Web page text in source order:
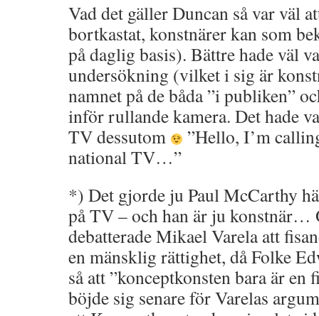
Vad det gäller Duncan så var väl
bortkastat, konstnärer kan som
på daglig basis). Bättre hade väl
undersökning (vilket i sig är
namnet på de båda ”i publiken”
inför rullande kamera. Det hade
TV dessutom
”Hello, I’m
national TV…”
*) Det gjorde ju Paul McCarthy
på TV – och han är ju konstnär…
debatterade Mikael Varela att
en mänsklig rättighet, då Folke
så att ”konceptkonsten bara är en
böjde sig senare för Varelas